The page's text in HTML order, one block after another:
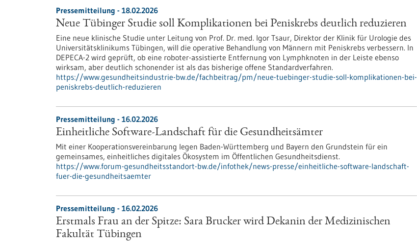
Pressemitteilung - 18.02.2026
Neue Tübinger Studie soll Komplikationen bei Peniskrebs deutlich reduzieren
Eine neue klinische Studie unter Leitung von Prof. Dr. med. Igor Tsaur, Direktor der Klinik für Urologie des
Universitätsklinikums Tübingen, will die operative Behandlung von Männern mit Peniskrebs verbessern. In
DEPECA-2 wird geprüft, ob eine roboter-assistierte Entfernung von Lymphknoten in der Leiste ebenso
wirksam, aber deutlich schonender ist als das bisherige offene Standardverfahren.
https://www.gesundheitsindustrie-bw.de/fachbeitrag/pm/neue-tuebinger-studie-soll-komplikationen-bei-
peniskrebs-deutlich-reduzieren
Pressemitteilung - 16.02.2026
Einheitliche Software-Landschaft für die Gesundheitsämter
Mit einer Kooperationsvereinbarung legen Baden-Württemberg und Bayern den Grundstein für ein
gemeinsames, einheitliches digitales Ökosystem im Öffentlichen Gesundheitsdienst.
https://www.forum-gesundheitsstandort-bw.de/infothek/news-presse/einheitliche-software-landschaft-
fuer-die-gesundheitsaemter
Pressemitteilung - 16.02.2026
Erstmals Frau an der Spitze: Sara Brucker wird Dekanin der Medizinischen
Fakultät Tübingen